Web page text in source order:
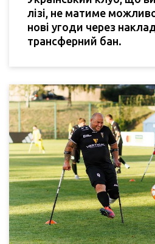
лізі, не матиме
нові угоди через
трансферний бан.